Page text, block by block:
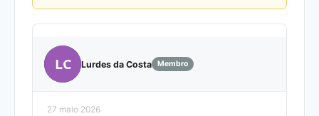
LC Lurdes da Costa Membro
27 maio 2026